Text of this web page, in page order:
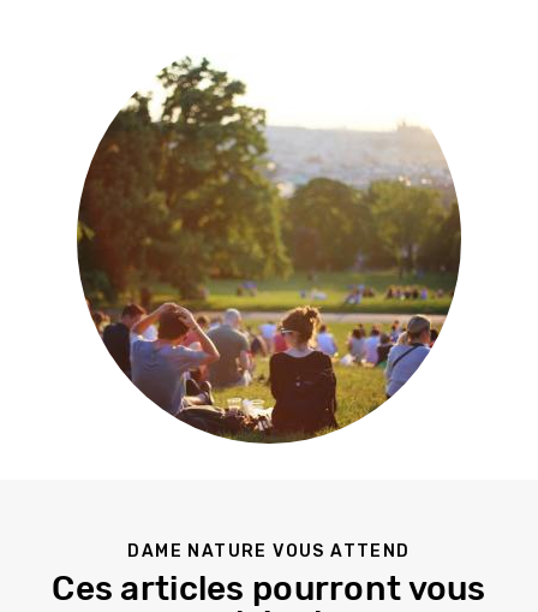
DAME NATURE VOUS ATTEND
Ces articles pourront vous